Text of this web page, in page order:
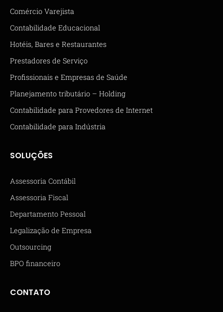
Comércio Varejista
Contabilidade Educacional
Hotéis, Bares e Restaurantes
Prestadores de Serviço
Profissionais e Empresas de Saúde
Planejamento tributário – Holding
Contabilidade para Provedores de Internet
Contabilidade para Indústria
SOLUÇÕES
Assessoria Contábil
Assessoria Fiscal
Departamento Pessoal
Legalização de Empresa
Outsourcing
BPO financeiro
CONTATO